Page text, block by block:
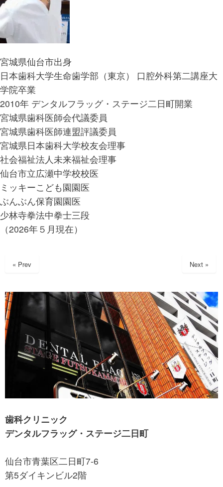
宮城県仙台市出身
日本歯科大学生命歯学部（東京） 口腔外科第二講座大
学院卒業
2010年 デンタルフラッグ・ステージ二日町開業
宮城県歯科医師会代議委員
宮城県歯科医師連盟評議委員
宮城県日本歯科大学校友会理事
社会福祉法人未来福祉会理事
仙台市立広瀬中学校校医
ミッキーこども園園医
ぶんぶん保育園園医
少林寺拳法中拳士三段
（2026年５月現在）
« Prev Next »
歯科クリニック
デンタルフラッグ・ステージ二日町
仙台市青葉区二日町7-6
第5ダイキンビル2階